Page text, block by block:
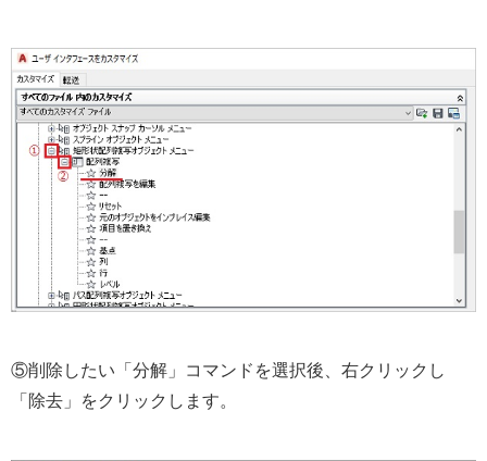
⑤削除したい「分解」コマンドを選択後、右クリックし
「除去」をクリックします。